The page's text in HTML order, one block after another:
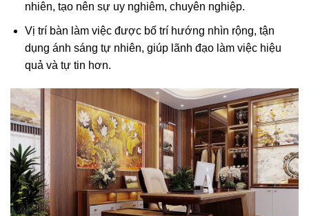
nhiên, tạo nên sự uy nghiêm, chuyên nghiệp.
Vị trí bàn làm việc được bố trí hướng nhìn rộng, tận
dụng ánh sáng tự nhiên, giúp lãnh đạo làm việc hiệu
quả và tự tin hơn.